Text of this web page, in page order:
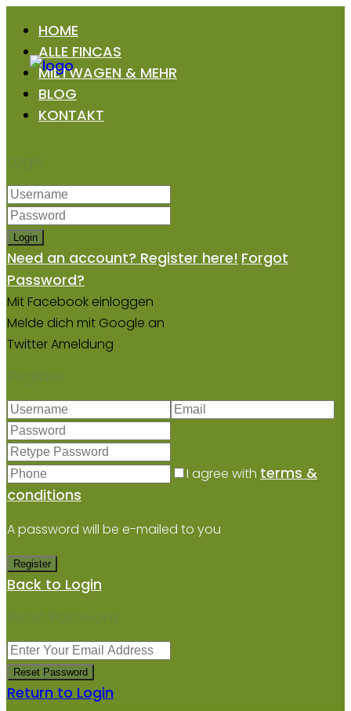
HOME
ALLE FINCAS
MIETWAGEN & MEHR
BLOG
KONTAKT
Login
Login
Need an account? Register here! Forgot
Password?
Mit Facebook einloggen
Melde dich mit Google an
Twitter Ameldung
Register
I agree with terms &
conditions
A password will be e-mailed to you
Register
Back to Login
Reset Password
Reset Password
Return to Login